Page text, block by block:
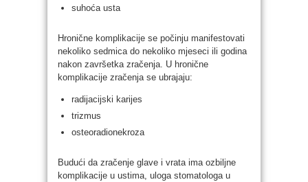
suhoća usta
Hronične komplikacije se počinju manifestovati
nekoliko sedmica do nekoliko mjeseci ili godina
nakon završetka zračenja. U hronične
komplikacije zračenja se ubrajaju:
radijacijski karijes
trizmus
osteoradionekroza
Budući da zračenje glave i vrata ima ozbiljne
komplikacije u ustima, uloga stomatologa u